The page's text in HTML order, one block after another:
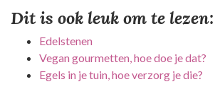
Dit is ook leuk om te lezen:
Edelstenen
Vegan gourmetten, hoe doe je dat?
Egels in je tuin, hoe verzorg je die?